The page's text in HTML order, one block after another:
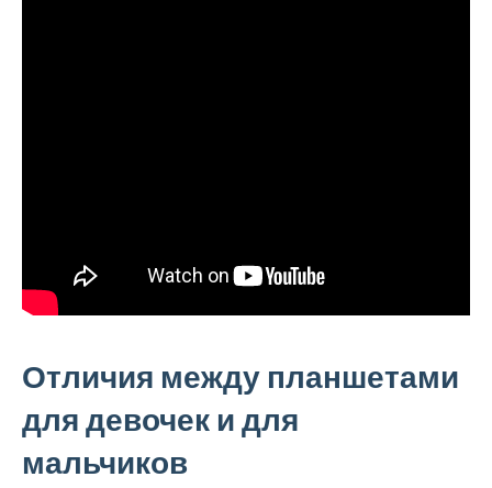
Отличия между планшетами
для девочек и для
мальчиков